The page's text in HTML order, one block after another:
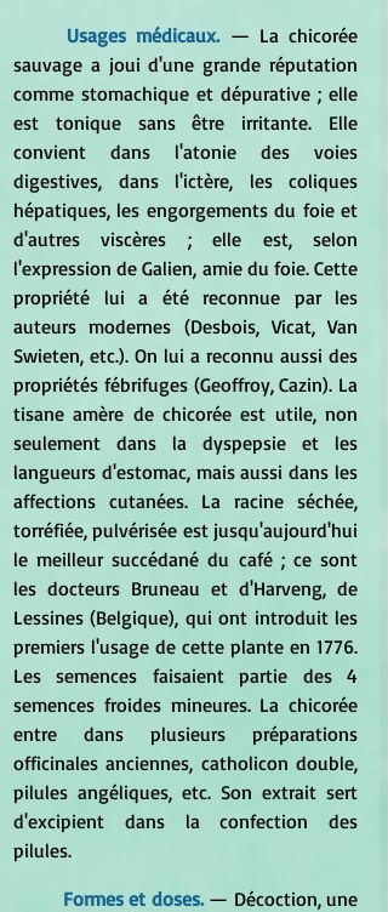
Usages médicaux. — La chicorée
sauvage a joui d'une grande réputation
comme stomachique et dépurative ; elle
est tonique sans être irritante. Elle
convient dans l'atonie des voies
digestives, dans l'ictère, les coliques
hépatiques, les engorgements du foie et
d'autres viscères ; elle est, selon
l'expression de Galien, amie du foie. Cette
propriété lui a été reconnue par les
auteurs modernes (Desbois, Vicat, Van
Swieten, etc.). On lui a reconnu aussi des
propriétés fébrifuges (Geoffroy, Cazin). La
tisane amère de chicorée est utile, non
seulement dans la dyspepsie et les
langueurs d'estomac, mais aussi dans les
affections cutanées. La racine séchée,
torréfiée, pulvérisée est jusqu'aujourd'hui
le meilleur succédané du café ; ce sont
les docteurs Bruneau et d'Harveng, de
Lessines (Belgique), qui ont introduit les
premiers l'usage de cette plante en 1776.
Les semences faisaient partie des 4
semences froides mineures. La chicorée
entre dans plusieurs préparations
officinales anciennes, catholicon double,
pilules angéliques, etc. Son extrait sert
d'excipient dans la confection des
pilules.
Formes et doses. — Décoction, une